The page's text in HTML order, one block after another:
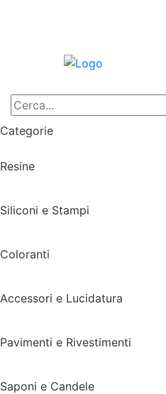
Categorie
Resine
Siliconi e Stampi
Coloranti
Accessori e Lucidatura
Pavimenti e Rivestimenti
Saponi e Candele